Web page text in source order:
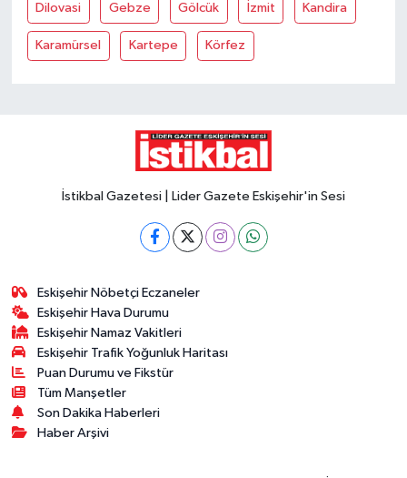
Dilovasi Gebze Gölcük İzmit Kandira
Karamürsel Kartepe Körfez
İstikbal Gazetesi | Lider Gazete Eskişehir'in Sesi
Eskişehir Nöbetçi Eczaneler
Eskişehir Hava Durumu
Eskişehir Namaz Vakitleri
Eskişehir Trafik Yoğunluk Haritası
Puan Durumu ve Fikstür
Tüm Manşetler
Son Dakika Haberleri
Haber Arşivi